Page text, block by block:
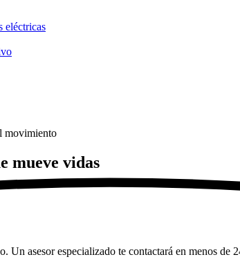
eléctricas
movimiento
mueve vidas
Un asesor especializado te contactará en menos de